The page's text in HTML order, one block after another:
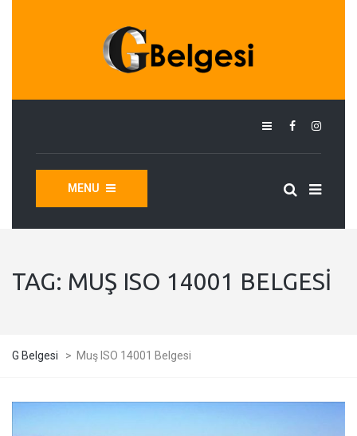
MENU
TAG: MUŞ ISO 14001 BELGESI
G Belgesi > Muş ISO 14001 Belgesi